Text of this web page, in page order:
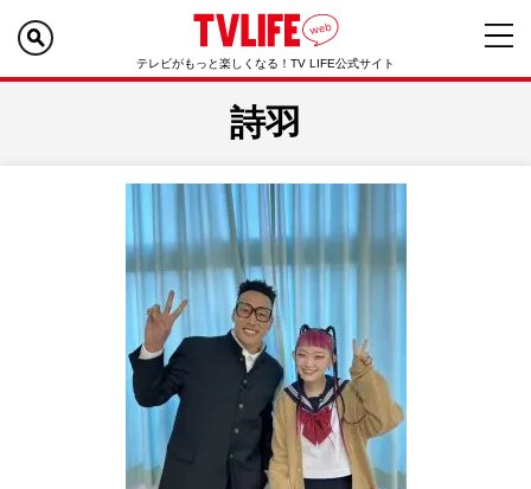
テレビがもっと楽しくなる！TV LIFE公式サイト
詩羽